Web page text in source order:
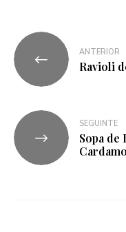
ANTERIOR
Ravioli
SEGUINTE
Sopa de